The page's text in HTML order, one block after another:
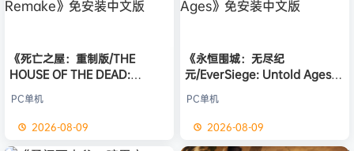
《死亡之屋：重制版/THE
HOUSE OF THE DEAD:
PC单机
2026-08-09
《永恒围城：无尽纪
元/EverSiege: Untold Ages》
PC单机
2026-08-09